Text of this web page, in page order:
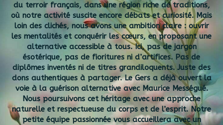
du terroir français, dans une région riche de traditions,
où notre activité suscite encore débats et curiosité. Mais
loin des clichés, nous avons une ambition claire : ouvrir
les mentalités et conquérir les cœurs, en proposant une
alternative accessible à tous. Ici, pas de jargon
ésotérique, pas de fioritures ni d’artifices. Pas de
diplômes inventés ni de titres grandiloquents. Juste des
dons authentiques à partager. Le Gers a déjà ouvert la
voie à la guérison alternative avec Maurice Mességué.
Nous poursuivons cet héritage avec une approche
naturelle et respectueuse du corps et de l’esprit. Notre
petite équipe passionnée vous accueillera avec un